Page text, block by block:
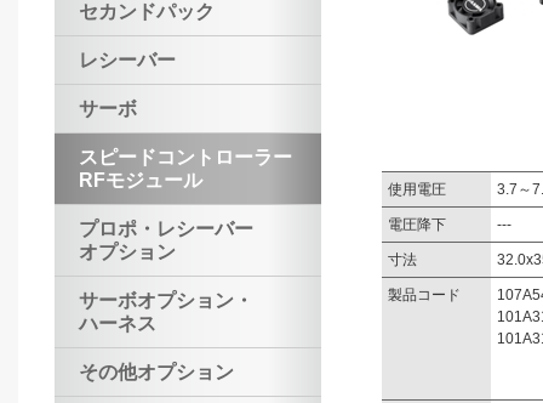
セカンドパック
レシーバー
サーボ
スピードコントローラー
RFモジュール
プロポ・レシーバー
オプション
サーボオプション・
ハーネス
その他オプション
使用電圧 3.7～
電圧降下 ---
寸法
製品コード